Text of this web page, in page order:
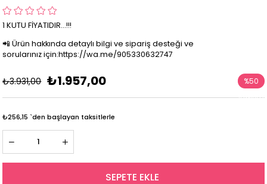
1 KUTU FİYATIDIR...!!!
📲 Ürün hakkında detaylı bilgi ve sipariş desteği ve
sorularınız için:https://wa.me/905330632747
₺3.931,00 ₺1.957,00 %50
İndirim
₺256,15 `den başlayan taksitlerle